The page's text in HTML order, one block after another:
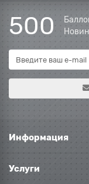
500
Информация
Услуги